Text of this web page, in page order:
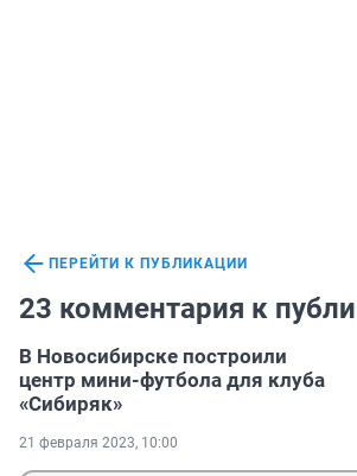
ПЕРЕЙТИ К ПУБЛИКАЦИИ
23 комментария к
В Новосибирске построили
центр мини-футбола для клуба
«Сибиряк»
21 февраля 2023, 10:00